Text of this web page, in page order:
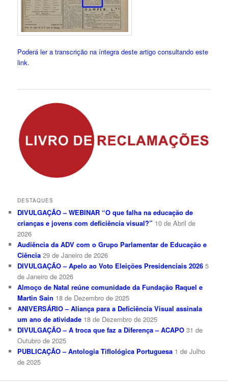
Poderá ler a transcrição na íntegra deste artigo consultando este
link.
DESTAQUES
DIVULGAÇÃO – WEBINAR “O que falha na educação de
crianças e jovens com deficiência visual?” 10 de Abril de
2026
Audiência da ADV com o Grupo Parlamentar de Educação e
Ciência 29 de Janeiro de 2026
DIVULGAÇÃO – Apelo ao Voto Eleições Presidenciais 2026 5
de Janeiro de 2026
Almoço de Natal reúne comunidade da Fundação Raquel e
Martin Sain 18 de Dezembro de 2025
ANIVERSÁRIO – Aliança para a Deficiência Visual assinala
um ano de atividade 18 de Dezembro de 2025
DIVULGAÇÃO – A troca que faz a Diferença – ACAPO 31 de
Outubro de 2025
PUBLICAÇÃO – Antologia Tiflológica Portuguesa 1 de Julho
de 2025